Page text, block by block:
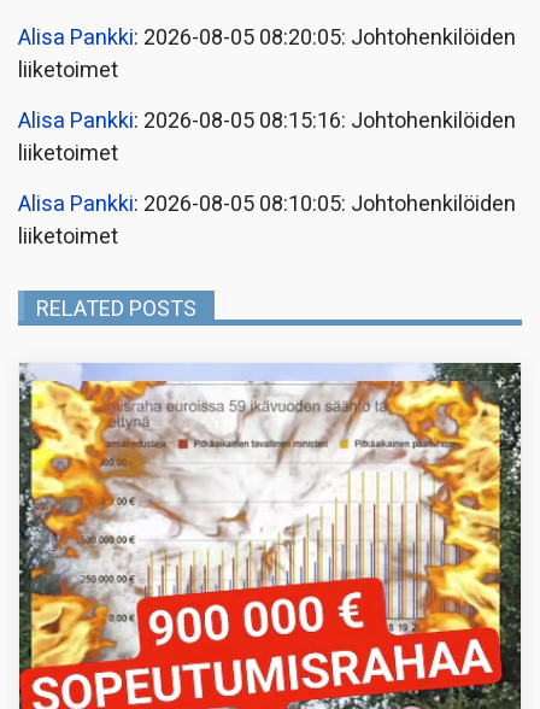
Alisa Pankki: 2026-08-05 08:20:05: Johtohenkilöiden
liiketoimet
Alisa Pankki: 2026-08-05 08:15:16: Johtohenkilöiden
liiketoimet
Alisa Pankki: 2026-08-05 08:10:05: Johtohenkilöiden
liiketoimet
RELATED POSTS